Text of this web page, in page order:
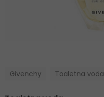
Givenchy Toaletna voda